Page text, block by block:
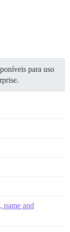
para uso
name and